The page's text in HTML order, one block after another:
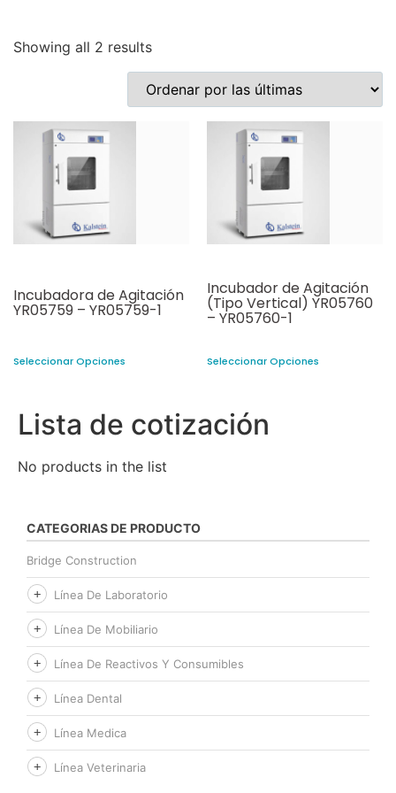
Showing all 2 results
Incubadora de Agitación
YR05759 – YR05759-1
Seleccionar Opciones
Incubador de Agitación
(Tipo Vertical) YR05760
– YR05760-1
Seleccionar Opciones
Lista de cotización
No products in the list
CATEGORIAS DE PRODUCTO
Bridge Construction
Línea De Laboratorio
Línea De Mobiliario
Línea De Reactivos Y Consumibles
Línea Dental
Línea Medica
Línea Veterinaria